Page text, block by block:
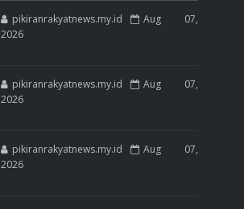
pikiranrakyatnews.my.id
Aug 07,
2026
pikiranrakyatnews.my.id
Aug 07,
2026
pikiranrakyatnews.my.id
Aug 07,
2026